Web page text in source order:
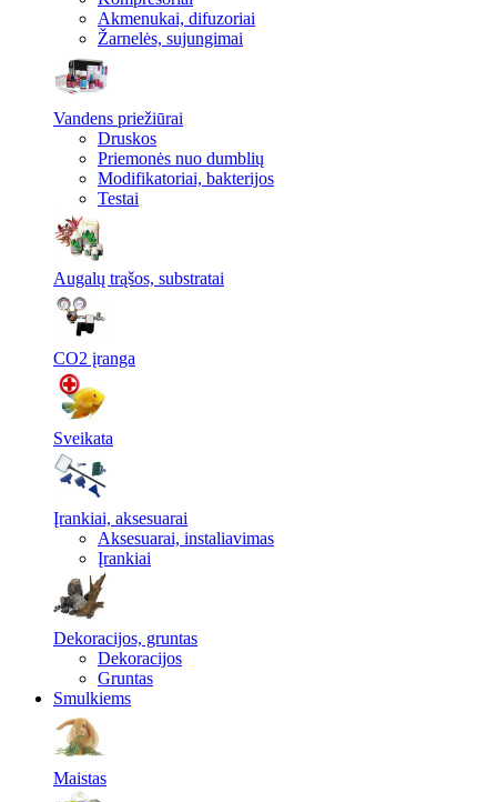
Akmenukai, difuzoriai
Žarnelės, sujungimai
Vandens priežiūrai
Druskos
Priemonės nuo dumblių
Modifikatoriai, bakterijos
Testai
Augalų trąšos, substratai
CO2 įranga
Sveikata
Įrankiai, aksesuarai
Aksesuarai, instaliavimas
Įrankiai
Dekoracijos, gruntas
Dekoracijos
Gruntas
Smulkiems
Maistas